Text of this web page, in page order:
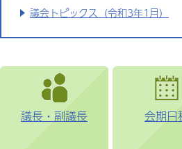
議会トピックス（令和3年1月）
議長・副議長 会期日